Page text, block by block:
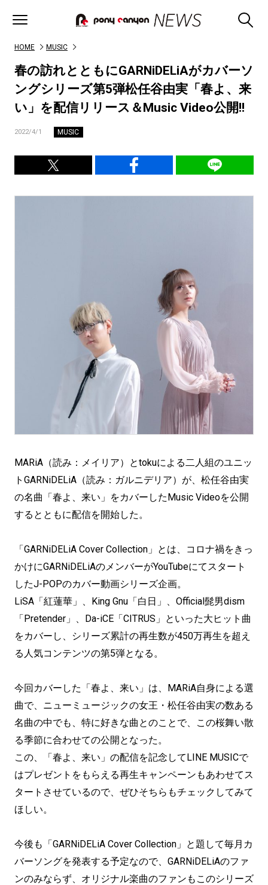
HOME MUSIC
春の訪れとともにGARNiDELiAがカバーソ
ングシリーズ第5弾松任谷由実「春よ、来
い」を配信リリース＆Music Video公開!!
2022/4/1 MUSIC
MARiA（読み：メイリア）とtokuによる二人組のユニッ
トGARNiDELiA（読み：ガルニデリア）が、松任谷由実
の名曲「春よ、来い」をカバーしたMusic Videoを公開
するとともに配信を開始した。
「GARNiDELiA Cover Collection」とは、コロナ禍をきっ
かけにGARNiDELiAのメンバーがYouTubeにてスタート
したJ-POPのカバー動画シリーズ企画。
LiSA「紅蓮華」、King Gnu「白日」、Official髭男dism
「Pretender」、Da-iCE「CITRUS」といった大ヒット曲
をカバーし、シリーズ累計の再生数が450万再生を超え
る人気コンテンツの第5弾となる。
今回カバーした「春よ、来い」は、MARiA自身による選
曲で、ニューミュージックの女王・松任谷由実の数ある
名曲の中でも、特に好きな曲とのことで、この桜舞い散
る季節に合わせての公開となった。
この、「春よ、来い」の配信を記念してLINE MUSICで
はプレゼントをもらえる再生キャンペーンもあわせてス
タートさせているので、ぜひそちらもチェックしてみて
ほしい。
今後も「GARNiDELiA Cover Collection」と題して毎月カ
バーソングを発表する予定なので、GARNiDELiAのファ
ンのみならず、オリジナル楽曲のファンもこのシリーズ